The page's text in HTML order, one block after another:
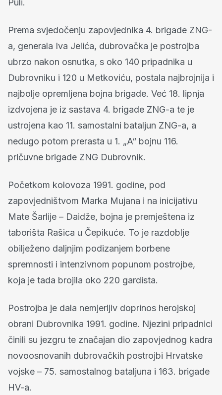
Puli.
Prema svjedočenju zapovjednika 4. brigade ZNG-
a, generala Iva Jelića, dubrovačka je postrojba
ubrzo nakon osnutka, s oko 140 pripadnika u
Dubrovniku i 120 u Metkoviću, postala najbrojnija i
najbolje opremljena bojna brigade. Već 18. lipnja
izdvojena je iz sastava 4. brigade ZNG-a te je
ustrojena kao 11. samostalni bataljun ZNG-a, a
nedugo potom prerasta u 1. „A“ bojnu 116.
pričuvne brigade ZNG Dubrovnik.
Početkom kolovoza 1991. godine, pod
zapovjedništvom Marka Mujana i na inicijativu
Mate Šarlije – Daidže, bojna je premještena iz
taborišta Rašica u Čepikuće. To je razdoblje
obilježeno daljnjim podizanjem borbene
spremnosti i intenzivnom popunom postrojbe,
koja je tada brojila oko 220 gardista.
Postrojba je dala nemjerljiv doprinos herojskoj
obrani Dubrovnika 1991. godine. Njezini pripadnici
činili su jezgru te značajan dio zapovjednog kadra
novoosnovanih dubrovačkih postrojbi Hrvatske
vojske – 75. samostalnog bataljuna i 163. brigade
HV-a.